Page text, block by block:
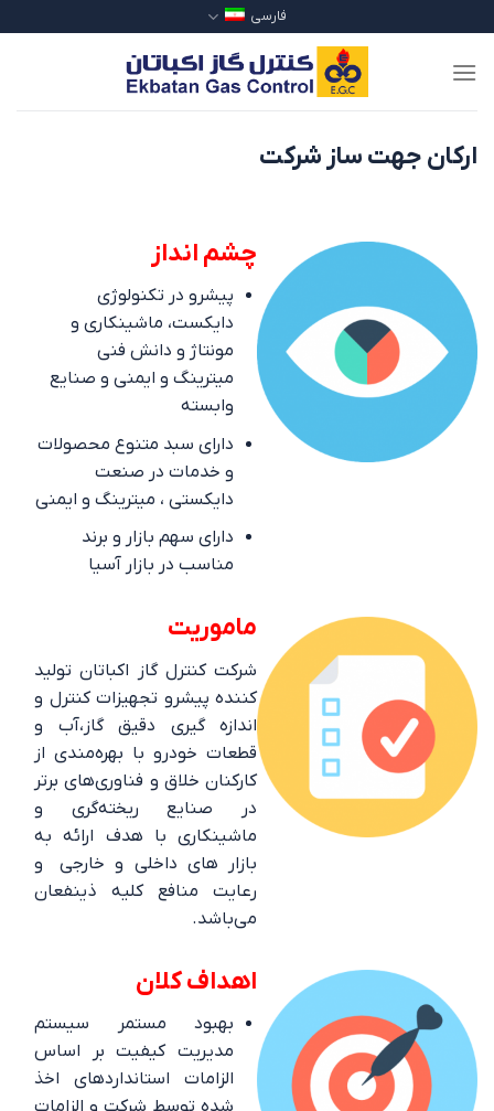
to
content
فارسی
ارکان جهت ساز شرکت
چشم انداز
پیشرو در تکنولوژی
دایکست، ماشینکاری و
مونتاژ و دانش فنی
میترینگ و ایمنی و صنایع
وابسته
دارای سبد متنوع محصولات
و خدمات در صنعت
دایکستی ، میترینگ و ایمنی
دارای سهم بازار و برند
مناسب در بازار آسیا
ماموریت
شرکت کنترل گاز اکباتان تولید
کننده پیشرو تجهیزات کنترل و
اندازه گیری دقیق گاز،آب و
قطعات خودرو با بهره‌مندی از
کارکنان خلاق و فناوری‌های برتر
در صنایع ریخته‌گری و
ماشینکاری با هدف ارائه به
بازار های داخلی و خارجی و
رعایت منافع کلیه ذینفعان
می‌باشد.
اهداف کلان
بهبود مستمر سیستم
مدیریت کیفیت بر اساس
الزامات استانداردهای اخذ
شده توسط شرکت و الزامات